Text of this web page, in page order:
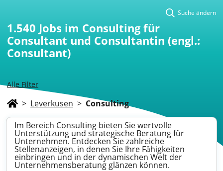
Alle Filter
Suche ändern
1.540 Jobs im Consulting für
Consultant und Consultantin (engl.:
Consultant)
> Leverkusen > Consulting
Im Bereich Consulting bieten Sie wertvolle
Unterstützung und strategische Beratung für
Unternehmen. Entdecken Sie zahlreiche
Stellenanzeigen, in denen Sie Ihre Fähigkeiten
einbringen und in der dynamischen Welt der
Unternehmensberatung glänzen können.